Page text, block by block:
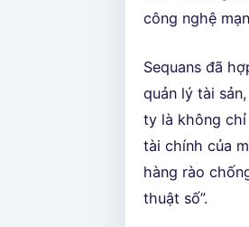
công nghệ
Sequans đã
quản lý tài
ty là không
tài chính của
hàng rào
thuật số”.